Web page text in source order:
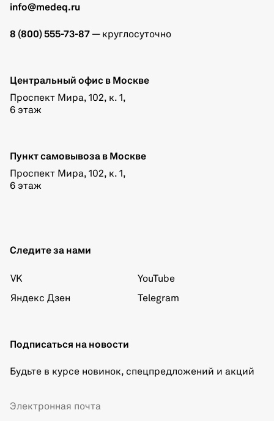
info@medeq.ru
8 (800) 555-73-87 — круглосуточно
Центральный офис в Москве
Проспект Мира, 102, к. 1,
6 этаж
Пункт самовывоза в Москве
Проспект Мира, 102, к. 1,
6 этаж
Следите за нами
VK
Яндекс Дзен
YouTube
Telegram
Подписаться на новости
Будьте в курсе новинок, спецпредложений и акций